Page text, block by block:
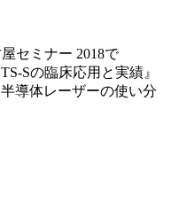
セミナー 2018で
Sの臨床応用と実績』
導体レーザーの使い分